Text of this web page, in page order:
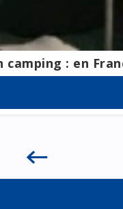
: en